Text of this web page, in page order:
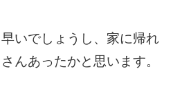
いでしょうし、家に帰れ
んあったかと思います。